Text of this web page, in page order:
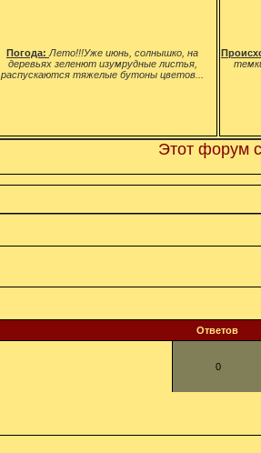
Погода: Лето!!!Уже июнь, солнышко, на
деревьях зеленют изумрудные листья,
распускаются тяжелые бутоны цветов...
Этот форум
Ответов
0